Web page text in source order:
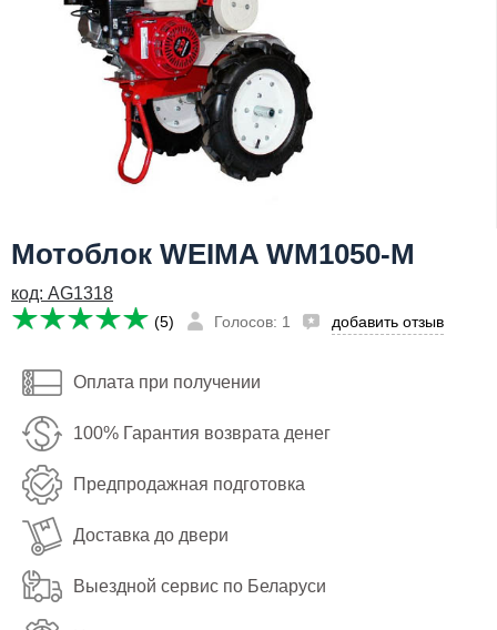
Мотоблок WEIMA WM1050-M
код: AG1318
(5) Голосов: 1 добавить отзыв
Оплата при получении
100% Гарантия возврата денег
Предпродажная подготовка
Доставка до двери
Выездной сервис по Беларуси
45,100
Телефон*:
Заказать
45,100
Имя:
Телефон
Я даю согласие на обработку персональных данных
Заказать
Я даю согласие наобработку персональных данных
Отправить